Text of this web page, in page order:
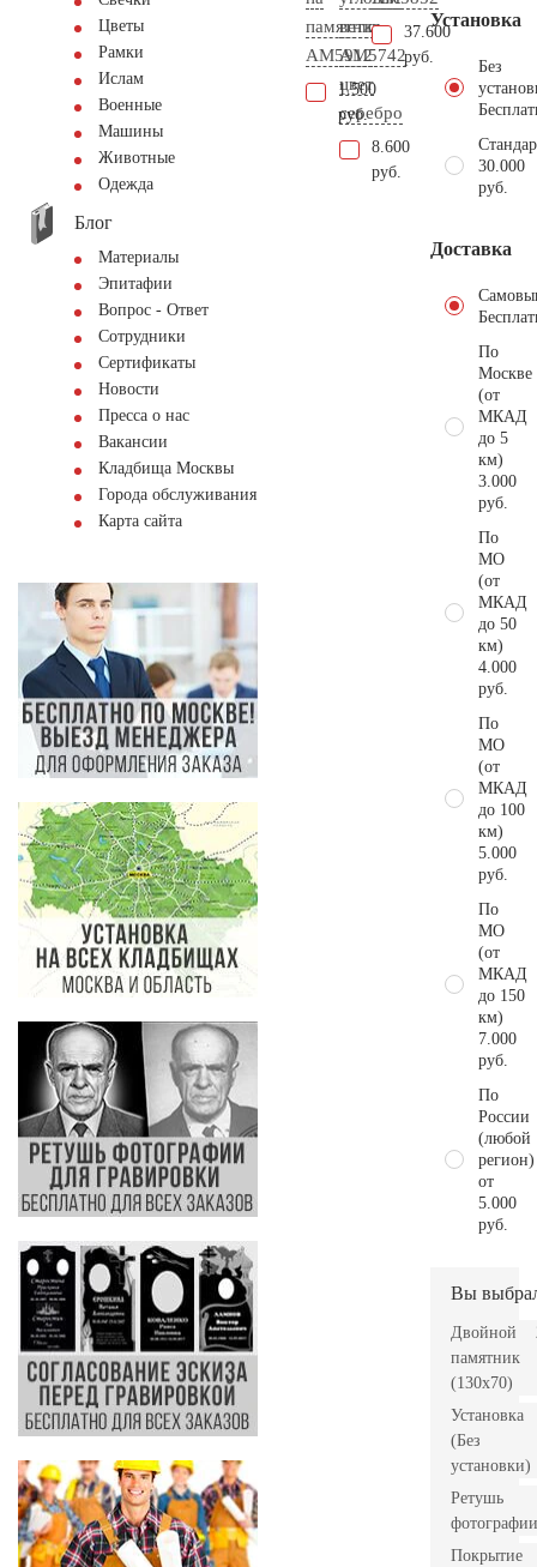
Цветы
Рамки
Ислам
Военные
Машины
Животные
Одежда
Блог
Материалы
Эпитафии
Вопрос - Ответ
Сотрудники
Сертификаты
Новости
Пресса о нас
Вакансии
Кладбища Москвы
Города обслуживания
Карта сайта
памятник
AM5912
1.500
руб.
ветка
AM5742
цвет
серебро
8.600
руб.
37.600
руб.
Установка
Без
30.000
руб.
Доставка
По
Москве
(от
МКАД
до 5
км)
3.000
руб.
По
МО
(от
МКАД
до 50
км)
4.000
руб.
По
МО
(от
МКАД
до 100
км)
5.000
руб.
По
МО
(от
МКАД
до 150
км)
7.000
руб.
По
России
(любой
регион)
от
5.000
руб.
Вы
Двойной
памятник
(130х70)
Установка
(Без
установки)
Ретушь
фотографии
Покрытие